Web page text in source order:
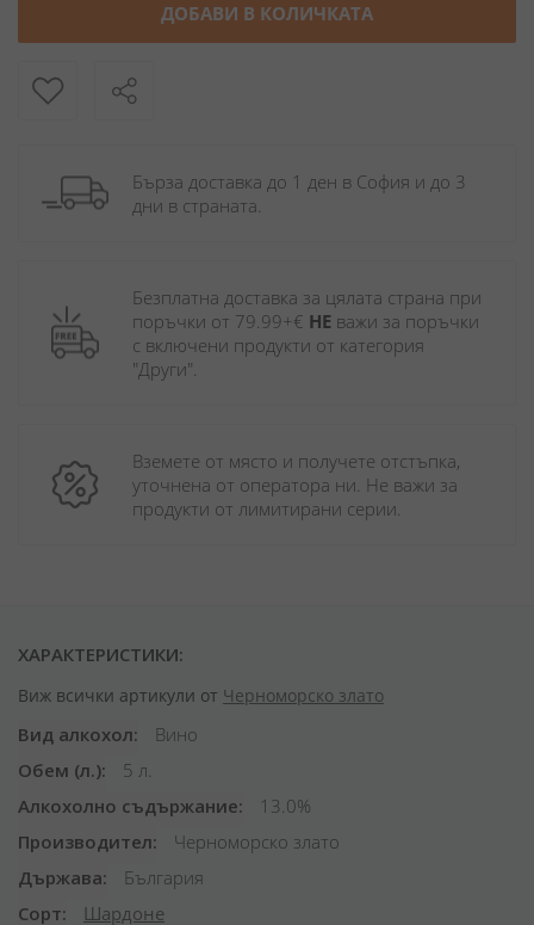
ДОБАВИ В КОЛИЧКАТА
Бърза доставка до 1 ден в София и до 3
дни в страната.
Безплатна доставка за цялата страна при
поръчки от 79.99+€ НЕ важи за поръчки
с включени продукти от категория
"Други".
Вземете от място и получете отстъпка,
уточнена от оператора ни. Не важи за
продукти от лимитирани серии.
ХАРАКТЕРИСТИКИ:
Виж всички артикули от Черноморско злато
Вид алкохол
Вино
Обем (л.)
5 л.
Алкохолно съдържание
13.0%
Производител
Черноморско злато
Държава
България
Сорт
Шардоне